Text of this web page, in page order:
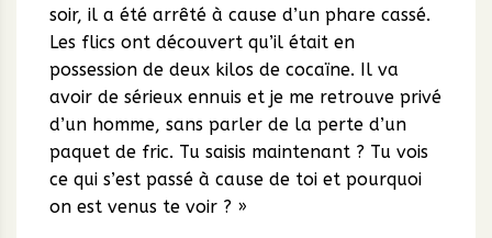
soir, il a été arrêté à cause d’un phare cassé.
Les flics ont découvert qu’il était en
possession de deux kilos de cocaïne. Il va
avoir de sérieux ennuis et je me retrouve privé
d’un homme, sans parler de la perte d’un
paquet de fric. Tu saisis maintenant ? Tu vois
ce qui s’est passé à cause de toi et pourquoi
on est venus te voir ? »